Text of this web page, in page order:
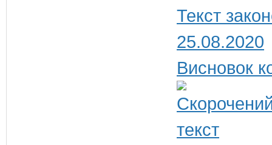
Текст
25.08.2020
Висновок